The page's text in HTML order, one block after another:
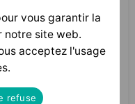
vous garantir la
notre site web.
acceptez l'usage
refuse